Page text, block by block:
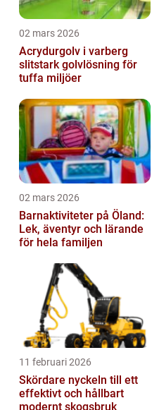
02 mars 2026
Acrydurgolv i varberg
slitstark golvlösning för
tuffa miljöer
02 mars 2026
Barnaktiviteter på Öland:
Lek, äventyr och lärande
för hela familjen
11 februari 2026
Skördare nyckeln till ett
effektivt och hållbart
modernt skogsbruk